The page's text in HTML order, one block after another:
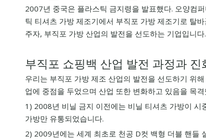
2007년 중국은 플라스틱 금지령을 발표했다. 오양컴
틱 티셔츠 가방 제조기에서 부직포 가방 제조기로 탈
주자, 부직포 가방 산업의 발전을 선도하는 기업입니다.
부직포 쇼핑백 산업 발전 과정과 진
우리는 부직포 가방 제조 산업의 발전을 선도하기 위
업에 중점을 두었으며 산업 또한 변화하고 있음을 목
1) 2008년 비닐 금지 이전에는 비닐 티셔츠 가방이
가방만 유통되었습니다.
2) 2009년에는 세계 최초로 천공 D컷 백형 더블 핸들